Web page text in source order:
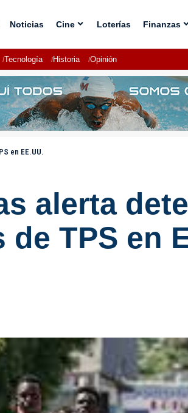
Noticias Cine Loterías Finanzas
Tecnología Historia Opinión
en EE.UU.
alerta
TPS en